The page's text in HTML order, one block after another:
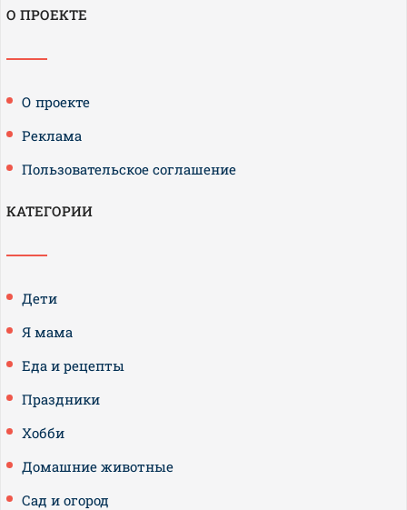
О ПРОЕКТЕ
О проекте
Реклама
Пользовательское соглашение
КАТЕГОРИИ
Дети
Я мама
Еда и рецепты
Праздники
Хобби
Домашние животные
Сад и огород